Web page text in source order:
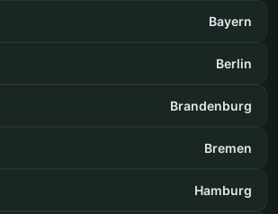
Bayern
Berlin
Brandenburg
Bremen
Hamburg